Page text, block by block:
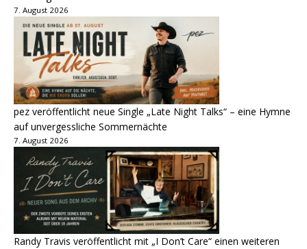
7. August 2026
pez veröffentlicht neue Single „Late Night Talks“ – eine Hymne
auf unvergessliche Sommernächte
7. August 2026
Randy Travis veröffentlicht mit „I Don’t Care“ einen weiteren